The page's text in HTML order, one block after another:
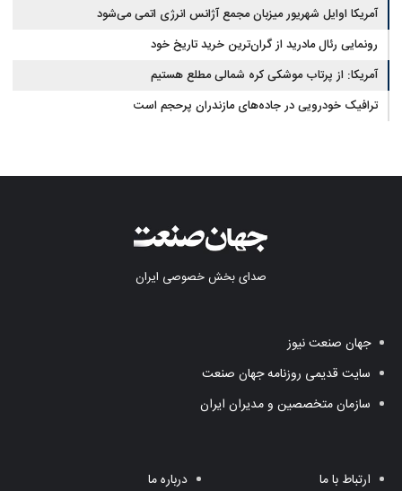
آمریکا اوایل شهریور میزبان مجمع آژانس انرژی اتمی می‌شود
رونمایی رئال مادرید از گران‌ترین خرید تاریخ خود
آمریکا: از پرتاب موشکی کره شمالی مطلع هستیم
ترافیک خودرویی در جاده‌های مازندران پرحجم است
صدای بخش خصوصی ایران
جهان صنعت نیوز
سایت قدیمی روزنامه جهان صنعت
سازمان متخصصین و مدیران ایران
ارتباط با ما درباره ما